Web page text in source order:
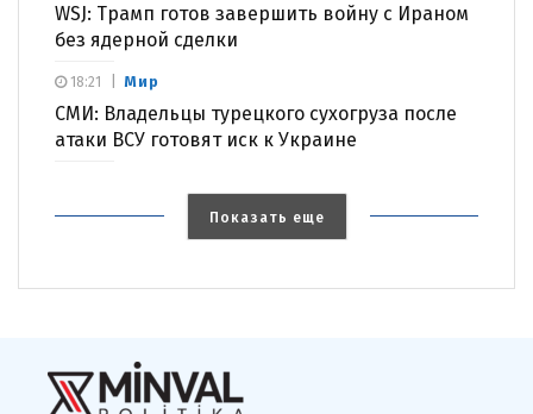
WSJ: Трамп готов завершить войну с Ираном
без ядерной сделки
Мир
СМИ: Владельцы турецкого сухогруза после
атаки ВСУ готовят иск к Украине
18:21
Показать еще